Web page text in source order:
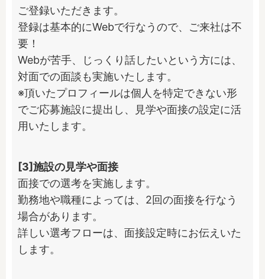
ご登録いただきます。
登録は基本的にWebで行なうので、ご来社は不
要！
Webが苦手、じっくり話したいという方には、
対面での面談も実施いたします。
※頂いたプロフィールは個人を特定できない形
でご応募施設に提出し、見学や面接の設定に活
用いたします。
[3]施設の見学や面接
面接での選考を実施します。
勤務地や職種によっては、2回の面接を行なう
場合があります。
詳しい選考フローは、面接設定時にお伝えいた
します。